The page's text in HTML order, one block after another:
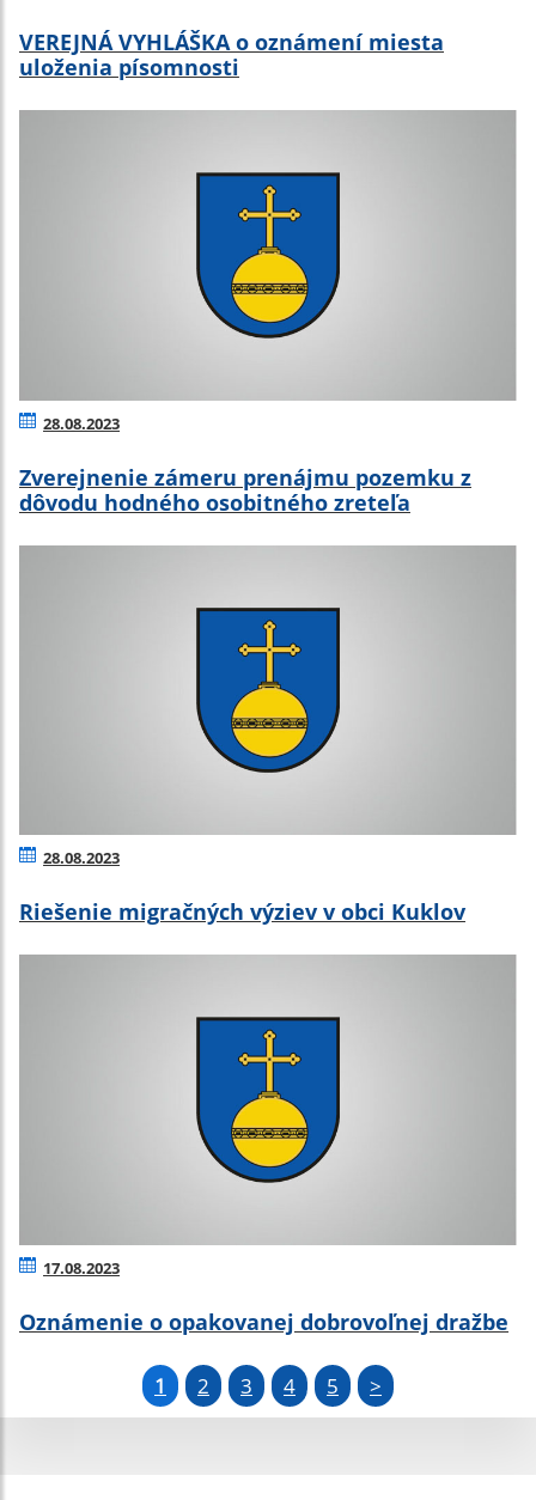
VEREJNÁ VYHLÁŠKA o oznámení miesta
uloženia písomnosti
28.08.2023
Zverejnenie zámeru prenájmu pozemku z
dôvodu hodného osobitného zreteľa
28.08.2023
Riešenie migračných výziev v obci Kuklov
17.08.2023
Oznámenie o opakovanej dobrovoľnej dražbe
1 2 3 4 5 >